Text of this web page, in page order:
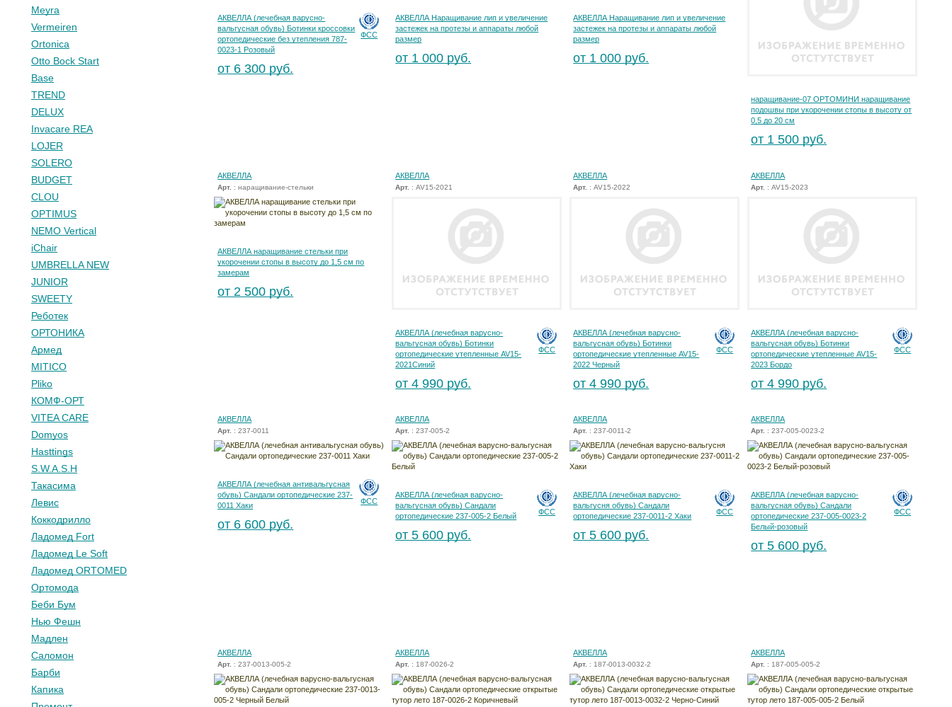
Meyra
Vermeiren
Ortonica
Otto Bock Start
Base
TREND
DELUX
Invacare REA
LOJER
SOLERO
BUDGET
CLOU
OPTIMUS
NEMO Vertical
iChair
UMBRELLA NEW
JUNIOR
SWEETY
Реботек
ОРТОНИКА
Армед
MITICO
Pliko
КОМФ-ОРТ
VITEA CARE
Domyos
Hasttings
S.W.A.S.H
Такасима
Левис
Коккодрилло
Ладомед Fort
Ладомед Le Soft
Ладомед ORTOMED
Ортомода
Беби Бум
Нью Фешн
Мадлен
Саломон
Барби
Капика
ФСС
АКВЕЛЛА (лечебная варусно-
вальгусная обувь) Ботинки кроссовки
ортопедические без утепления 787-
0023-1 Розовый
от 6 300 руб.
АКВЕЛЛА Наращивание лип и увеличение
застежек на протезы и аппараты любой
размер
от 1 000 руб.
АКВЕЛЛА Наращивание лип и увеличение
застежек на протезы и аппараты любой
размер
от 1 000 руб.
наращивание-07 ОРТОМИНИ наращивание
подошвы при укорочении стопы в высоту от
0,5 до 20 см
от 1 500 руб.
АКВЕЛЛА
Арт. : наращивание-стельки
АКВЕЛЛА наращивание стельки при
укорочении стопы в высоту до 1,5 см по
замерам
от 2 500 руб.
АКВЕЛЛА
Арт. : AV15-2021
ФСС
АКВЕЛЛА (лечебная варусно-
вальгусная обувь) Ботинки
ортопедические утепленные AV15-
2021Синий
от 4 990 руб.
АКВЕЛЛА
Арт. : AV15-2022
ФСС
АКВЕЛЛА (лечебная варусно-
вальгусная обувь) Ботинки
ортопедические утепленные AV15-
2022 Черный
от 4 990 руб.
АКВЕЛЛА
Арт. : AV15-2023
ФСС
АКВЕЛЛА (лечебная варусно-
вальгусная обувь) Ботинки
ортопедические утепленные AV15-
2023 Бордо
от 4 990 руб.
АКВЕЛЛА
Арт. : 237-0011
ФСС
АКВЕЛЛА (лечебная антивальгусная
обувь) Сандали ортопедические 237-
0011 Хаки
от 6 600 руб.
АКВЕЛЛА
Арт. : 237-005-2
ФСС
АКВЕЛЛА (лечебная варусно-
вальгусная обувь) Сандали
ортопедические 237-005-2 Белый
от 5 600 руб.
АКВЕЛЛА
Арт. : 237-0011-2
ФСС
АКВЕЛЛА (лечебная варусно-
вальгусня обувь) Сандали
ортопедические 237-0011-2 Хаки
от 5 600 руб.
АКВЕЛЛА
Арт. : 237-005-0023-2
ФСС
АКВЕЛЛА (лечебная варусно-
вальгусная обувь) Сандали
ортопедические 237-005-0023-2
Белый-розовый
от 5 600 руб.
АКВЕЛЛА
Арт. : 237-0013-005-2
АКВЕЛЛА
Арт. : 187-0026-2
АКВЕЛЛА
Арт. : 187-0013-0032-2
АКВЕЛЛА
Арт. : 187-005-005-2